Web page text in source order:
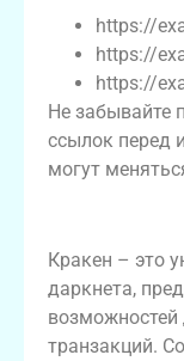
https://
https://
https://
Не забывайте
ссылок перед
могут
Кракен – это
даркнета,
транзакций.